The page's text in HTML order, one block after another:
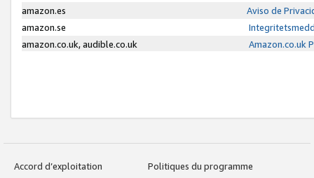
amazon.es
Aviso de
amazon.se
amazon.co.uk, audible.co.uk
Amazon.co.uk
Accord d’exploitation
Politiques du programme